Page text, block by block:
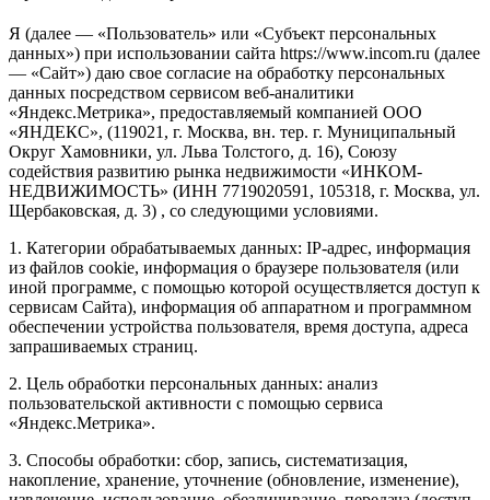
Я (далее — «Пользователь» или «Субъект персональных
данных») при использовании сайта https://www.incom.ru (далее
— «Сайт») даю свое согласие на обработку персональных
данных посредством сервисом веб-аналитики
«Яндекс.Метрика», предоставляемый компанией ООО
«ЯНДЕКС», (119021, г. Москва, вн. тер. г. Муниципальный
Округ Хамовники, ул. Льва Толстого, д. 16), Союзу
содействия развитию рынка недвижимости «ИНКОМ-
НЕДВИЖИМОСТЬ» (ИНН 7719020591, 105318, г. Москва, ул.
Щербаковская, д. 3) , со следующими условиями.
1. Категории обрабатываемых данных: IP-адрес, информация
из файлов cookie, информация о браузере пользователя (или
иной программе, с помощью которой осуществляется доступ к
сервисам Сайта), информация об аппаратном и программном
обеспечении устройства пользователя, время доступа, адреса
запрашиваемых страниц.
2. Цель обработки персональных данных: анализ
пользовательской активности с помощью сервиса
«Яндекс.Метрика».
3. Способы обработки: сбор, запись, систематизация,
накопление, хранение, уточнение (обновление, изменение),